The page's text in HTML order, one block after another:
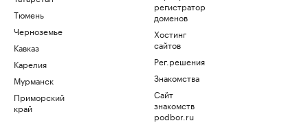
Тюмень
Черноземье
Кавказ
Карелия
Мурманск
Приморский
край
регистратор
доменов
Хостинг
сайтов
Рег.решения
Знакомства
Сайт
знакомств
podbor.ru